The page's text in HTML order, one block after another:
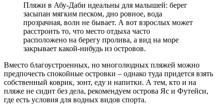
Пляжи в Абу-Даби идеальны для малышей: берег
засыпан мягким песком, дно ровное, вода
прозрачная, волн не бывает. А вот взрослых может
расстроить то, что место отдыха часто
расположено на берегу пролива, а вид на море
закрывает какой-нибудь из островов.
Вместо благоустроенных, но многолюдных пляжей можно
предпочесть спокойные островки – однако туда придется взять
собственный коврик, зонт, еду и напитки. А тем, кто и на
пляже не сидит без дела, рекомендуем острова Яс и Футейси,
где есть условия для водных видов спорта.